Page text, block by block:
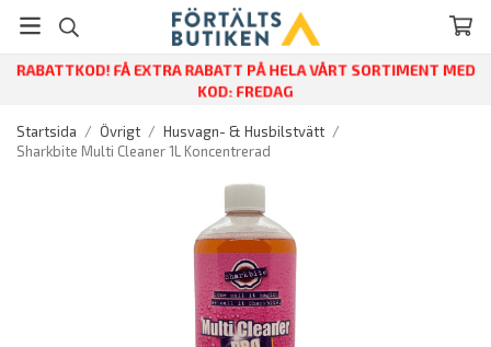
RABATTKOD! FÅ EXTRA RABATT PÅ HELA VÅRT SORTIMENT MED
KOD: FREDAG
Startsida / Övrigt / Husvagn- & Husbilstvätt /
Sharkbite Multi Cleaner 1L Koncentrerad